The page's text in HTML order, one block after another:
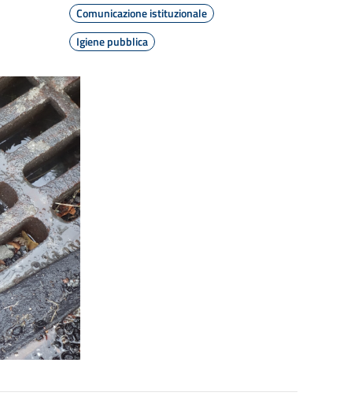
Comunicazione istituzionale
Igiene pubblica